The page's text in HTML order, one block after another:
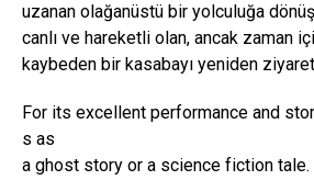
uzanan olağanüstü bir yolculuğa
canlı ve hareketli olan, ancak zaman
kaybeden bir kasabayı yeniden
For its excellent performance and
s as
a ghost story or a science fiction